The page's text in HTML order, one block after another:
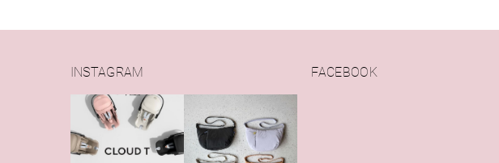
INSTAGRAM FACEBOOK